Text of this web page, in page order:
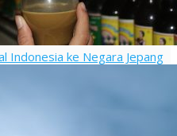
Indonesia ke Negara Jepang